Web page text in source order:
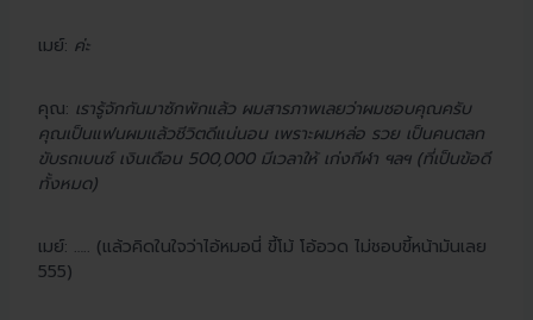
เมย์: ค่ะ
คุณ: เรารู้จักกันมาซักพักแล้ว ผมสารภาพเลยว่าผมชอบคุณครับ
คุณเป็นแฟนผมแล้วชีวิตดีแน่นอน เพราะผมหล่อ รวย เป็นคนตลก
ขับรถเบนซ์ เงินเดือน 500,000 มีเวลาให้ เก่งกีฬา ฯลฯ (ที่เป็นข้อดี
ทั้งหมด)
เมย์: ….. (แล้วคิดในใจว่าไอ้หมอนี่ ขี้โม้ โอ้อวด ไม่ชอบขี้หน้ามันเลย
555)